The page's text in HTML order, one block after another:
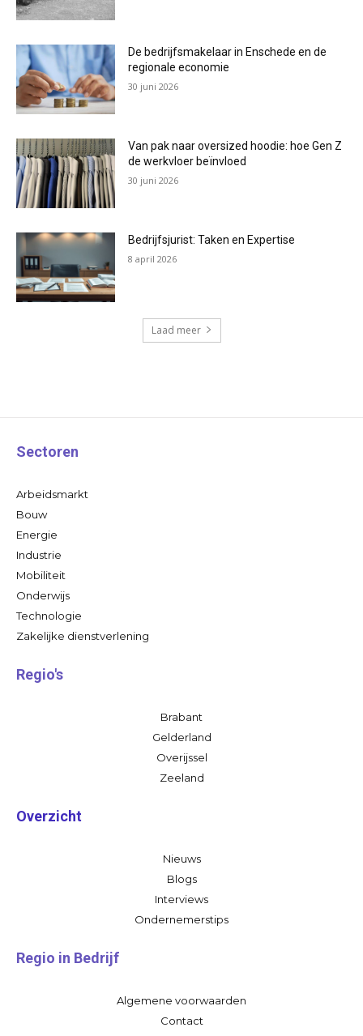
De bedrijfsmakelaar in Enschede en de
regionale economie
30 juni 2026
Van pak naar oversized hoodie: hoe Gen Z
de werkvloer beïnvloed
30 juni 2026
Bedrijfsjurist: Taken en Expertise
8 april 2026
Laad meer
Sectoren
Arbeidsmarkt
Bouw
Energie
Industrie
Mobiliteit
Onderwijs
Technologie
Zakelijke dienstverlening
Regio's
Brabant
Gelderland
Overijssel
Zeeland
Overzicht
Nieuws
Blogs
Interviews
Ondernemerstips
Regio in Bedrijf
Algemene voorwaarden
Contact